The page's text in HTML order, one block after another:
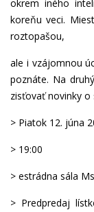
okrem iného
koreňu veci.
roztopašou,
ale i vzájomnou
poznáte. Na
zisťovať novinky o
> Piatok 12. júna
> 19:00
> estrádna sála
> Predpredaj